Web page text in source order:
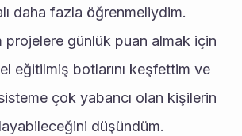
daha fazla öğrenmeliydim.
projelere günlük puan almak için
eğitilmiş botlarını keşfettim ve
çok yabancı olan kişilerin
düşündüm.